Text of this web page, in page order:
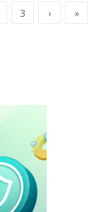
3 › »